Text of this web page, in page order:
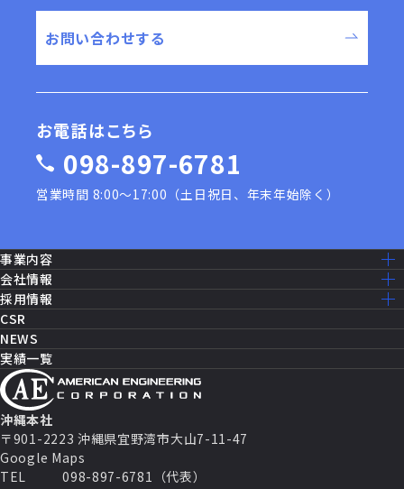
お問い合わせする
お電話はこちら
098-897-6781
営業時間 8:00〜17:00（土日祝日、年末年始除く）
沖縄本社
〒901-2223 沖縄県宜野湾市大山7-11-47
Google Maps
TEL
098-897-6781（代表）
事業内容
事業内容一覧
建設工事［米軍基地］
建設工事［公共事業］
機器修理・設備メンテナンス
ITソリューション
消防設備・制御
セールス・マーケティング
セキュリティシステム
パートナー契約
会社情報
ミッション・ビジョン
ごあいさつ
会社概要
沿革
アクセスマップ
グループ企業一覧
採用情報
採用情報トップ
仕事を知る
先輩社員の声
働く環境
福利厚生
数字で見るAEC
キャリアパス
よくある質問
募集要項
CSR
NEWS
実績一覧